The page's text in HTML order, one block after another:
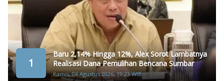
1
Baru 2,14% Hingga 12%, Alex Sorot Lambatnya
Realisasi Dana Pemulihan Bencana Sumbar
Kamis, 06 Agustus 2026, 19:23 WIB